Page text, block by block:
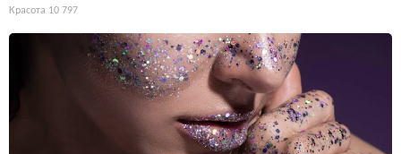
Красота 10 797